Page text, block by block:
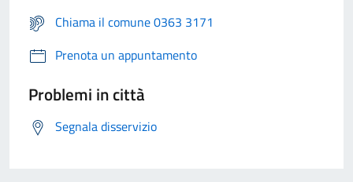
Chiama il comune 0363 3171
Prenota un appuntamento
Problemi in città
Segnala disservizio